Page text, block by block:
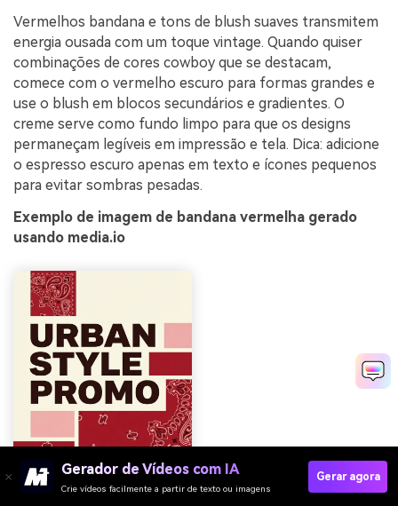
Vermelhos bandana e tons de blush suaves transmitem
energia ousada com um toque vintage. Quando quiser
combinações de cores cowboy que se destacam,
comece com o vermelho escuro para formas grandes e
use o blush em blocos secundários e gradientes. O
creme serve como fundo limpo para que os designs
permaneçam legíveis em impressão e tela. Dica: adicione
o espresso escuro apenas em texto e ícones pequenos
para evitar sombras pesadas.
Exemplo de imagem de bandana vermelha gerado
usando media.io
Gerador de Vídeos com IA
Crie vídeos facilmente a partir de texto ou imagens
Gerar agora